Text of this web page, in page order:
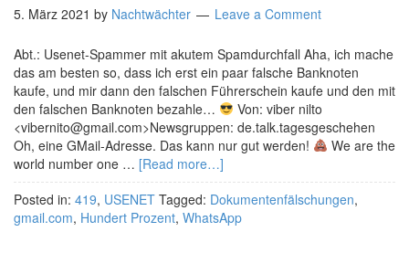
5. März 2021 by Nachtwächter Leave a Comment
Abt.: Usenet-Spammer mit akutem Spamdurchfall Aha, ich mache
das am besten so, dass ich erst ein paar falsche Banknoten
kaufe, und mir dann den falschen Führerschein kaufe und den mit
den falschen Banknoten bezahle…
Von: viber nilto
<vibernito@gmail.com>Newsgruppen: de.talk.tagesgeschehen
Oh, eine GMail-Adresse. Das kann nur gut werden!
We are the
world number one … [Read more…]
Posted in: 419, USENET Tagged: Dokumentenfälschungen,
gmail.com, Hundert Prozent, WhatsApp